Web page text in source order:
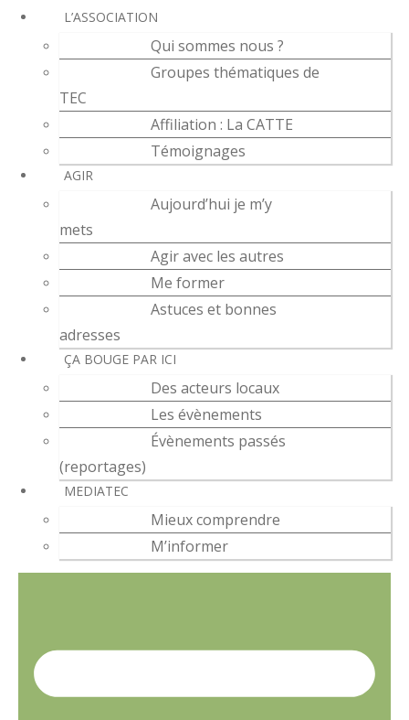
L’ASSOCIATION
Qui sommes nous ?
Groupes thématiques de
TEC
Affiliation : La CATTE
Témoignages
AGIR
Aujourd’hui je m’y
mets
Agir avec les autres
Me former
Astuces et bonnes
adresses
ÇA BOUGE PAR ICI
Des acteurs locaux
Les évènements
Évènements passés
(reportages)
MEDIATEC
Mieux comprendre
M’informer